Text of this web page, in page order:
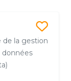
de la gestion
données